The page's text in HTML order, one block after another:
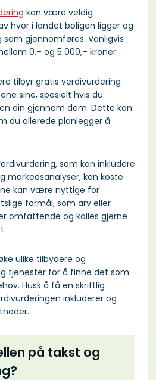
kan være veldig
hvor i landet boligen ligger og
gjennomføres. Vanligvis
0,– og 5 000,– kroner.
tilbyr gratis verdivurdering
sine, spesielt hvis du
din gjennom dem. Dette kan
du allerede planlegger å
som kan inkludere
markedsanalyser, kan koste
kan være nyttige for
formål, som arv eller
omfattende og kalles gjerne
ulike tilbydere og
tjenester for å finne det som
Husk å få en skriftlig
inkluderer og
på takst og